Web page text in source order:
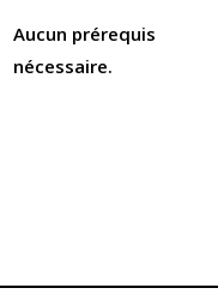
Aucun prérequis
nécessaire.